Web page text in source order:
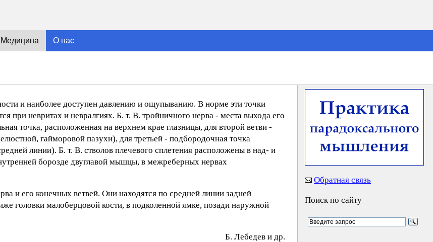
Медицина О нас
и наиболее доступен давлению и ощупыванию. В норме эти точки
при невритах и невралгиях. Б. т. В. тройничного нерва - места выхода его
точка, расположенная на верхнем крае глазницы, для второй ветви -
гайморовой пазухи), для третьей - подбородочная точка
линии). Б. т. В. стволов плечевого сплетения расположены в над- и
борозде двуглавой мышцы, в межреберных нервах
и его конечных ветвей. Они находятся по средней линии задней
головки малоберцовой кости, в подколенной ямке, позади наружной
Б. Лeбeдeв и др.
Обратная связь
Поиск по сайту